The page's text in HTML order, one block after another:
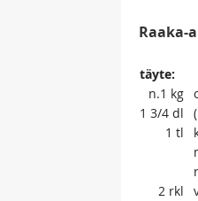
Raaka-
täyte:
n.1 kg
1 3/4 dl
1 tl
2 rkl